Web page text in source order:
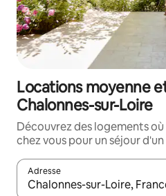
Locations moyenne
Chalonnes-sur-Loire
Découvrez des logements
chez vous pour un séjour
Adresse
Lorsque les résultats